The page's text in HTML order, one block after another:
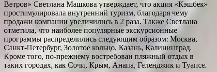
Ветров» Светлана Машкова утверждает, что акция «Кэшбек»
простимулировала внутренний туризм, благодаря чему
продажи компании увеличились в 2 раза. Также Светлана
отметила, что наиболее популярные экскурсионные
программы распределились следующим образом: Москва,
Санкт-Петербург, Золотое кольцо, Казань, Калининград.
Кроме того, по-прежнему востребован пляжный отдых в
таких городах, как Сочи, Крым, Анапа, Геленджик и Туапсе.